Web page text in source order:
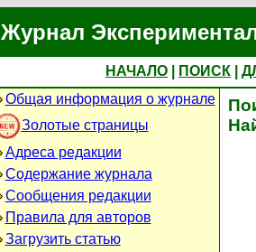
Журнал
НАЧАЛО ПОИСК
Общая информация о журнале
Золотые страницы
Адреса редакции
Содержание журнала
Сообщения редакции
Правила для авторов
Загрузить статью